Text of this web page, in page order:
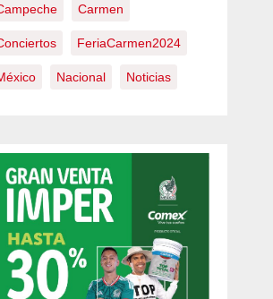
Carmen
FeriaCarmen2024
Nacional Noticias